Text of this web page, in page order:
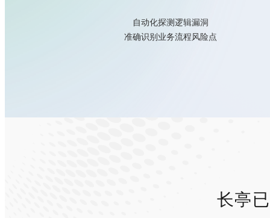
自动化探测逻辑漏洞
准确识别业务流程风险点
长亭